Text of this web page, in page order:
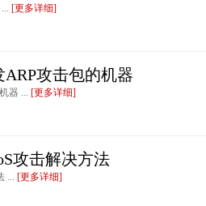
[更多详细]
攻击包的机器
器 ... [更多详细]
攻击解决方法
... [更多详细]